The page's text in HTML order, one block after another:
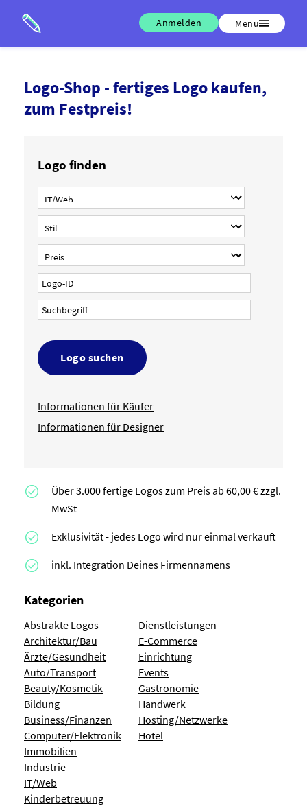
Anmelden Menü
Logo-Shop - fertiges Logo kaufen,
zum Festpreis!
Logo finden
Logo suchen
Informationen für Käufer
Informationen für Designer
Über 3.000 fertige Logos zum Preis ab 60,00 € zzgl.
MwSt
Exklusivität - jedes Logo wird nur einmal verkauft
inkl. Integration Deines Firmennamens
Kategorien
Abstrakte Logos
Architektur/Bau
Ärzte/Gesundheit
Auto/Transport
Beauty/Kosmetik
Bildung
Business/Finanzen
Computer/Elektronik
Dienstleistungen
E-Commerce
Einrichtung
Events
Gastronomie
Handwerk
Hosting/Netzwerke
Hotel
Immobilien
Industrie
IT/Web
Kinderbetreuung